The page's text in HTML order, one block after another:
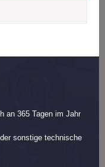
an 365 Tagen im Jahr
sonstige technische